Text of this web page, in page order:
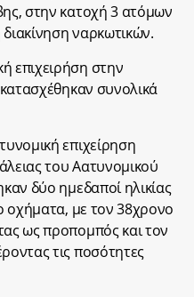
στην κατοχή 3 ατόμων
ναρκωτικών.
επιχειρήση στην
συνολικά
επιχείρηση
του Αατυνομικού
δύο ημεδαποί ηλικίας
οχήματα, με τον 38χρονο
ως προπομπός και τον
τις ποσότητες